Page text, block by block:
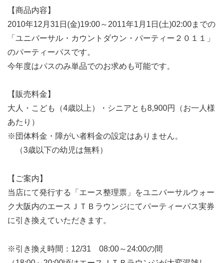
【商品内容】
2010年12月31日(金)19:00～2011年1月1日(土)02:00までの
「ユニバーサル・カウントダウン・パーティー２０１１」
のパーティーパスです。
今年度はパスのみ単品でのお求めも可能です。
【販売料金】
大人・こども（4歳以上）・シニアとも8,900円（お一人様
あたり）
※団体料金・障がい者料金の設定はありません。
（3歳以下の幼児は無料）
【ご案内】
当店にて発行する「エース整理票」をユニバーサルウォー
ク大阪内のエースＪＴＢラウンジにてパーティーパス実券
に引き換えていただきます。
※引き換え時間：12/31 08:00～24:00の間